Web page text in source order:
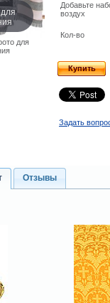
для
Добавьте
воздух
Кол-во
Купить
Задать
Отзывы